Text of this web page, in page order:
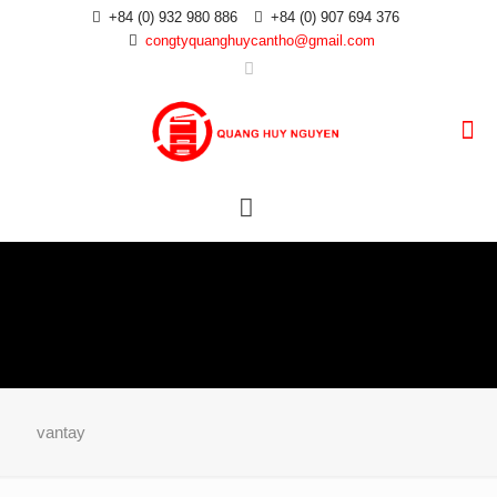
+84 (0) 932 980 886
+84 (0) 907 694 376
congtyquanghuycantho@gmail.com
vantay